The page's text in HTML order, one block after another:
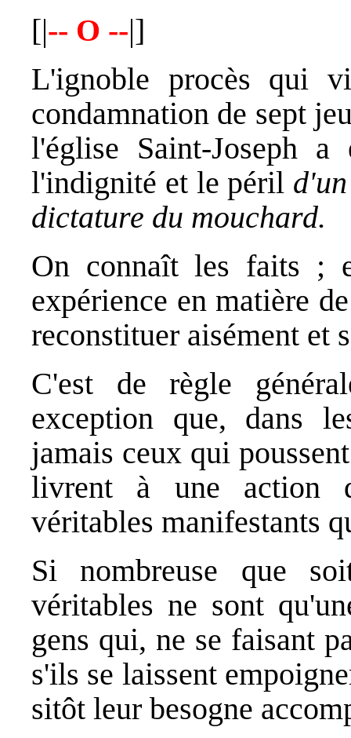
[|-- O --|]
L'ignoble procès qui
condamnation de sept
l'église Saint-Joseph
l'indignité et le péril
dictature du mouchard.
On connaît les faits ;
expérience en matière
reconstituer aisément et
C'est de règle
exception que, dans
jamais ceux qui
livrent à une action
véritables manifestants
Si nombreuse que
véritables ne sont
gens qui, ne se faisant
s'ils se laissent
sitôt leur besogne